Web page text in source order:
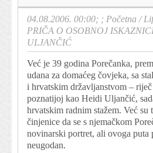
04.08.2006. 00:00; ; Početna /
PRIČA O OSOBNOJ
ULJANČIĆ
Već je 39 godina Porečanka,
udana za domaćeg čovjeka, sa
i hrvatskim državljanstvom –
poznatijoj kao Heidi Uljančić,
hrvatskim radnim stažem. Već
činjenice da se s njemačkom
novinarski portret, ali ovoga puta
neugodan.